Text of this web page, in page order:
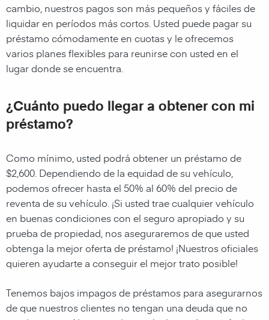
cambio, nuestros pagos son más pequeños y fáciles de
liquidar en períodos más cortos. Usted puede pagar su
préstamo cómodamente en cuotas y le ofrecemos
varios planes flexibles para reunirse con usted en el
lugar donde se encuentra.
¿Cuánto puedo llegar a obtener con mi
préstamo?
Como mínimo, usted podrá obtener un préstamo de
$2,600. Dependiendo de la equidad de su vehículo,
podemos ofrecer hasta el 50% al 60% del precio de
reventa de su vehículo. ¡Si usted trae cualquier vehículo
en buenas condiciones con el seguro apropiado y su
prueba de propiedad, nos aseguraremos de que usted
obtenga la mejor oferta de préstamo! ¡Nuestros oficiales
quieren ayudarte a conseguir el mejor trato posible!
Tenemos bajos impagos de préstamos para asegurarnos
de que nuestros clientes no tengan una deuda que no